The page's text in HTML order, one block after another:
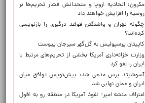
مکرون: اتحادیه اروپا و متحدانش فشار تحریم‌ها بر
روسیه را افزایش خواهند داد
چگونه تهران و واشنگتن قواعد درگیری را بازنویسی
کرده‌اند؟
کاپیتان پرسپولیس به گل‌گهر سیرجان پیوست
وزارت خزانه‌داری آمریکا بخشی از تحریم‌های مرتبط با
ایران را لغو کرد
آسوشیتد پرس مدعی شد: پیش‌نویس توافق میان
ایران و عمان نهایی شد
اعتراف منشه امیر؛ نفوذ آمریکا در منطقه رو به افول